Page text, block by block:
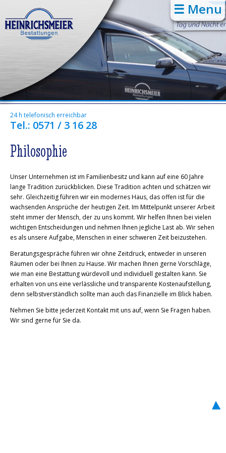
☰ Menu
24 h telefonisch erreichbar
Tel.: 0571 / 3 16 28
Philosophie
Unser Unternehmen ist im Familienbesitz und kann auf eine 60 Jahre
lange Tradition zurückblicken. Diese Tradition achten und schätzen wir
sehr. Gleichzeitig führen wir ein modernes Haus, das offen ist für die
wachsenden Ansprüche der heutigen Zeit. Im Mittelpunkt unserer Arbeit
steht immer der Mensch, der zu uns kommt. Wir helfen Ihnen bei vielen
wichtigen Entscheidungen und nehmen Ihnen jegliche Last ab. Wir sehen
es als unsere Aufgabe, Menschen in einer schweren Zeit beizustehen.
Beratungsgespräche führen wir ohne Zeitdruck, entweder in unseren
Räumen oder bei Ihnen zu Hause. Wir machen Ihnen gerne Vorschläge,
wie man eine Bestattung würdevoll und individuell gestalten kann. Sie
erhalten von uns eine verlässliche und transparente Kostenaufstellung,
denn selbstverständlich sollte man auch das Finanzielle im Blick haben.
Nehmen Sie bitte jederzeit Kontakt mit uns auf, wenn Sie Fragen haben.
Wir sind gerne für Sie da.